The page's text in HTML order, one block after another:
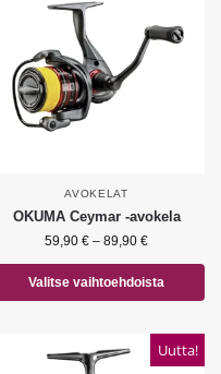
AVOKELAT
OKUMA Ceymar -avokela
59,90 € – 89,90 €
Valitse vaihtoehdoista
Uutta!